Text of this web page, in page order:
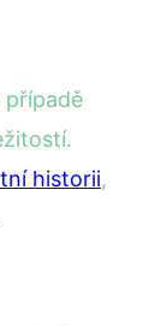
případě
historii,